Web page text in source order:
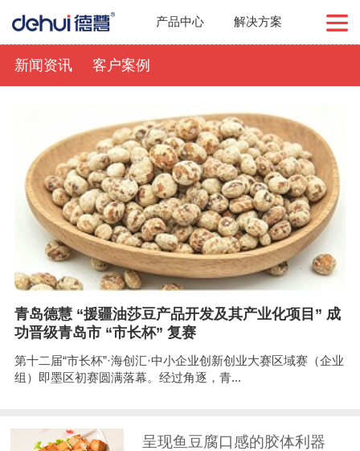
产品中心 解决方案
新闻资讯 客户案例
青岛德慧 “援疆油莎豆产品开发及其产业化项目” 成
功晋级青岛市 “市长杯” 复赛
第十二届“市长杯”·海创汇·中小企业创新创业大赛区域赛（企业
组）即墨区初赛圆满落幕。经过角逐，青...
呈现鱼豆腐口感的胶体利器